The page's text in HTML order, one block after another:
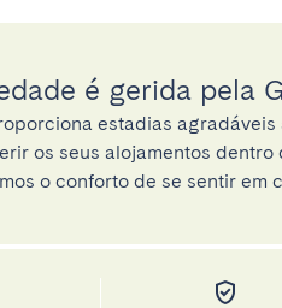
é gerida pela
estadias agradáveis
os seus alojamentos
o conforto de se sentir em